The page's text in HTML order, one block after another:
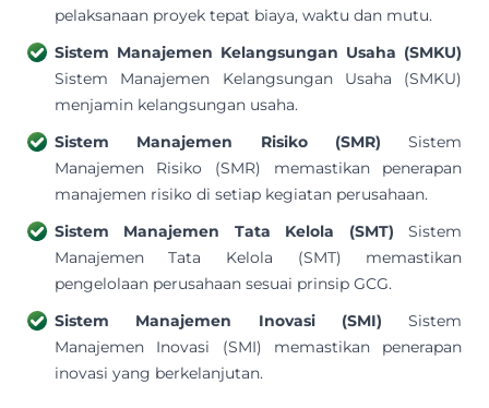
pelaksanaan proyek tepat biaya, waktu dan mutu.
Sistem Manajemen Kelangsungan Usaha (SMKU)
Sistem Manajemen Kelangsungan Usaha (SMKU)
menjamin kelangsungan usaha.
Sistem Manajemen Risiko (SMR) Sistem
Manajemen Risiko (SMR) memastikan penerapan
manajemen risiko di setiap kegiatan perusahaan.
Sistem Manajemen Tata Kelola (SMT) Sistem
Manajemen Tata Kelola (SMT) memastikan
pengelolaan perusahaan sesuai prinsip GCG.
Sistem Manajemen Inovasi (SMI) Sistem
Manajemen Inovasi (SMI) memastikan penerapan
inovasi yang berkelanjutan.